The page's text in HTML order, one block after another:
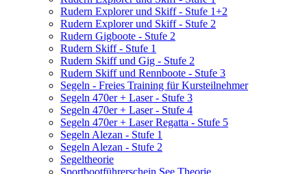
Rudern Explorer und Skiff - Stufe 1+2
Rudern Explorer und Skiff - Stufe 2
Rudern Gigboote - Stufe 2
Rudern Skiff - Stufe 1
Rudern Skiff und Gig - Stufe 2
Rudern Skiff und Rennboote - Stufe 3
Segeln - Freies Training für Kursteilnehmer
Segeln 470er + Laser - Stufe 3
Segeln 470er + Laser - Stufe 4
Segeln 470er + Laser Regatta - Stufe 5
Segeln Alezan - Stufe 1
Segeln Alezan - Stufe 2
Segeltheorie